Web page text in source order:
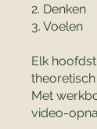
2. Denken
3. Voelen
Elk
Met
video-